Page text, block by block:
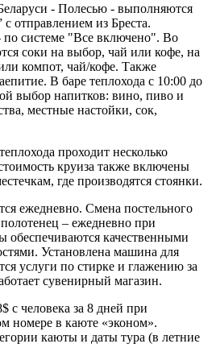
- Полесью - выполняются
с отправлением из Бреста.
системе "Все включено". Во
соки на выбор, чай или кофе, на
компот, чай/кофе. Также
В баре теплохода с 10:00 до
выбор напитков: вино, пиво и
местные настойки, сок,
проходит несколько
круиза также включены
где производятся стоянки.
ежедневно. Смена постельного
– ежедневно при
обеспечиваются качественными
Установлена машина для
услуги по стирке и глажению за
сувенирный магазин.
с человека за 8 дней при
номере в каюте «эконом».
каюты и даты тура (в летние